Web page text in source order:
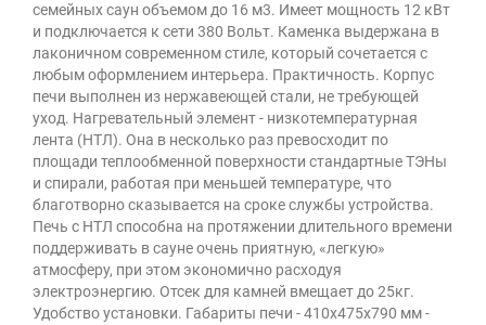
семейных саун объемом до 16 м3. Имеет мощность 12 кВт
и подключается к сети 380 Вольт. Каменка выдержана в
лаконичном современном стиле, который сочетается с
любым оформлением интерьера. Практичность. Корпус
печи выполнен из нержавеющей стали, не требующей
уход. Нагревательный элемент - низкотемпературная
лента (НТЛ). Она в несколько раз превосходит по
площади теплообменной поверхности стандартные ТЭНы
и спирали, работая при меньшей температуре, что
благотворно сказывается на сроке службы устройства.
Печь с НТЛ способна на протяжении длительного времени
поддерживать в сауне очень приятную, «легкую»
атмосферу, при этом экономично расходуя
электроэнергию. Отсек для камней вмещает до 25кг.
Удобство установки. Габариты печи - 410x475x790 мм -